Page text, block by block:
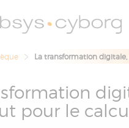
pour le